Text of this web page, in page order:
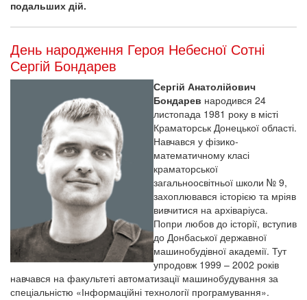
подальших дій.
День народження Героя Небесної Сотні
Сергій Бондарев
Сергій Анатолійович
Бондарев народився 24
листопада 1981 року в місті
Краматорськ Донецької області.
Навчався у фізико-
математичному класі
краматорської
загальноосвітньої школи № 9,
захоплювався історією та мріяв
вивчитися на архіваріуса.
Попри любов до історії, вступив
до Донбаської державної
машинобудівної академії. Тут
упродовж 1999 – 2002 років
навчався на факультеті автоматизації машинобудування за
спеціальністю «Інформаційні технології програмування».